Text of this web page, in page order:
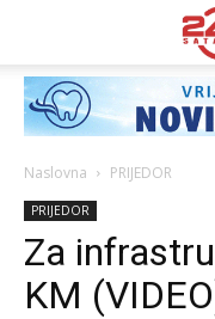
Naslovna PRIJEDOR
PRIJEDOR
Za
KM